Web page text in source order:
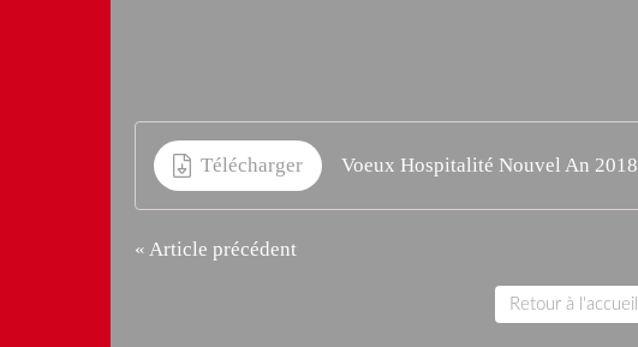
Télécharger Voeux Hospitalité Nouvel An 2018
« Article précédent
Retour à l'accueil